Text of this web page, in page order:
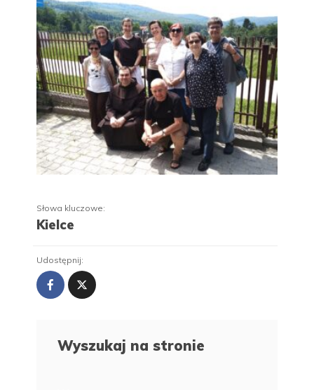
Słowa kluczowe:
Kielce
Udostępnij:
Wyszukaj na stronie